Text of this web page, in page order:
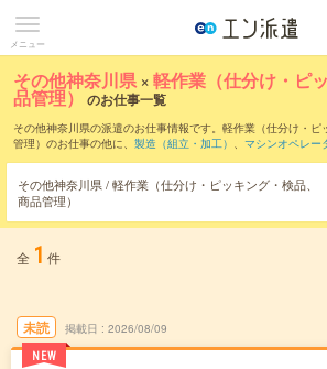
メニュー
その他神奈川県 ×軽作業（仕分け・ピ
品管理） のお仕事一覧
その他神奈川県の派遣のお仕事情報です。軽作業（仕分け・ピ
管理）のお仕事の他に、 製造（組立・加工） 、 マシンオペレー
軽作業（
品、商品管理）のお仕事とは？とは？
その他神奈川県 / 軽作業（仕分け・ピッキング・検品、
商品管理）
全 1 件
未読
NEW
掲載日 2026/08/09